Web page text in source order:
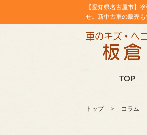
【愛知県名古屋市】
せ。新中古車の販売
TOP
トップ コラム